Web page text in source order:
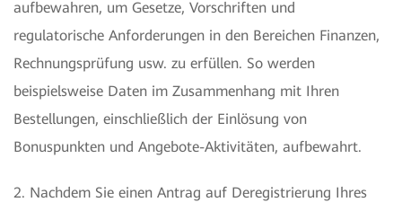
aufbewahren, um Gesetze, Vorschriften und
regulatorische Anforderungen in den Bereichen Finanzen,
Rechnungsprüfung usw. zu erfüllen. So werden
beispielsweise Daten im Zusammenhang mit Ihren
Bestellungen, einschließlich der Einlösung von
Bonuspunkten und Angebote-Aktivitäten, aufbewahrt.
2. Nachdem Sie einen Antrag auf Deregistrierung Ihres